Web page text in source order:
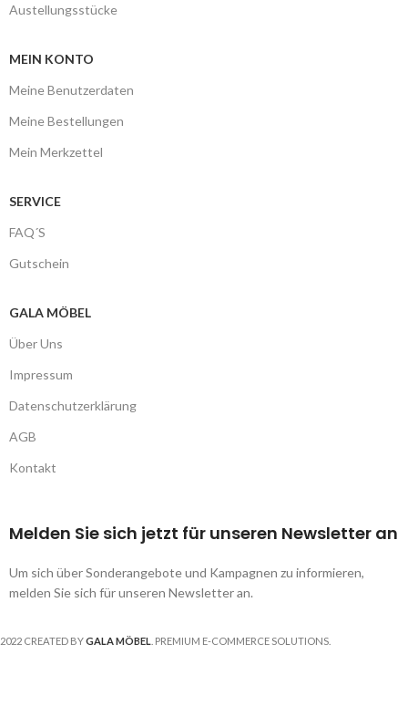
Austellungsstücke
MEIN KONTO
Meine Benutzerdaten
Meine Bestellungen
Mein Merkzettel
SERVICE
FAQ´S
Gutschein
GALA MÖBEL
Über Uns
Impressum
Datenschutzerklärung
AGB
Kontakt
Melden Sie sich jetzt für unseren Newsletter an
Um sich über Sonderangebote und Kampagnen zu informieren,
melden Sie sich für unseren Newsletter an.
2022 CREATED BYGALA MÖBEL . PREMIUM E-COMMERCE SOLUTIONS.